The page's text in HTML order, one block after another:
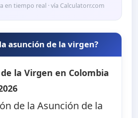
en tiempo real · vía Calculatorr.com
asunción de la virgen?
la Virgen en Colombia
de la Asunción de la